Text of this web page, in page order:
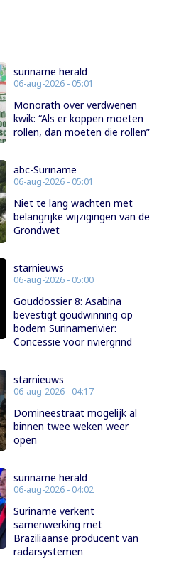
suriname herald
06-aug-2026 - 05:01
Monorath over verdwenen
kwik: “Als er koppen moeten
rollen, dan moeten die rollen”
abc-Suriname
06-aug-2026 - 05:01
Niet te lang wachten met
belangrijke wijzigingen van de
Grondwet
starnieuws
06-aug-2026 - 05:00
Gouddossier 8: Asabina
bevestigt goudwinning op
bodem Surinamerivier:
Concessie voor riviergrind
starnieuws
06-aug-2026 - 04:17
Domineestraat mogelijk al
binnen twee weken weer
open
suriname herald
06-aug-2026 - 04:02
Suriname verkent
samenwerking met
Braziliaanse producent van
radarsystemen